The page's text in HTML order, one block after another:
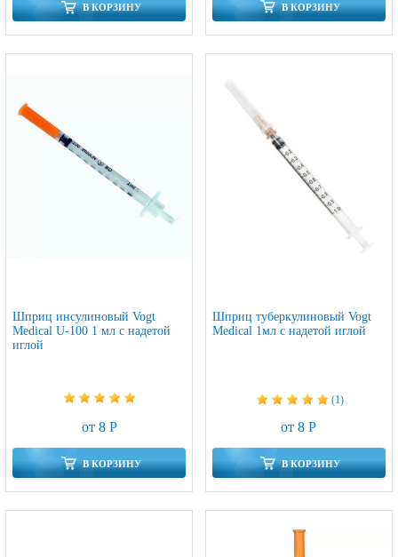
В КОРЗИНУ В КОРЗИНУ
Шприц инсулиновый Vogt
Medical U-100 1 мл с надетой
иглой
от 8 Р
В КОРЗИНУ
Шприц туберкулиновый Vogt
Medical 1мл с надетой иглой
(1)
от 8 Р
В КОРЗИНУ